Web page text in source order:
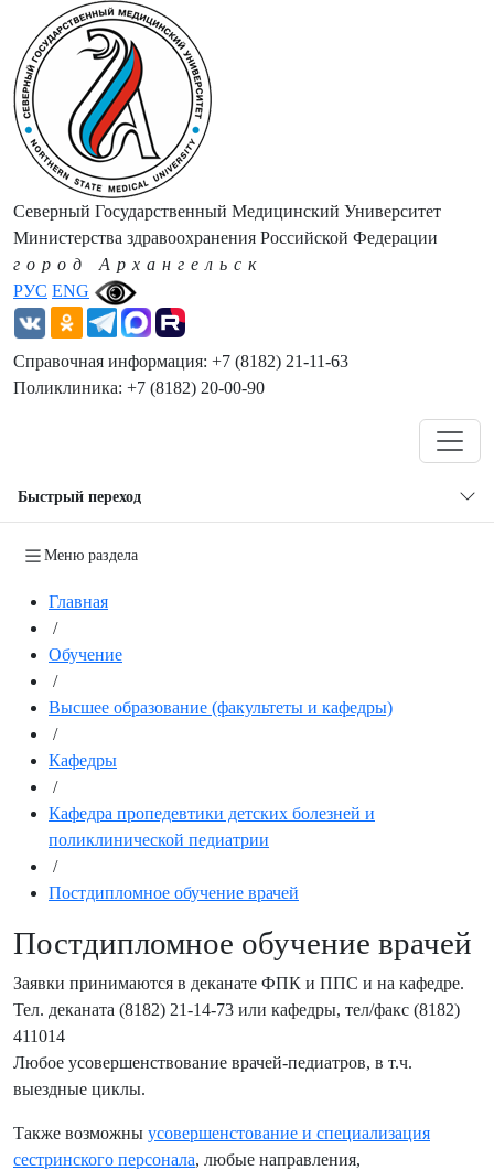
РУС ENG
Северный Государственный Медицинский Университет
Министерства здравоохранения Российской Федерации
город Архангельск
Справочная информация: +7 (8182) 21-11-63
Поликлиника: +7 (8182) 20-00-90
Быстрый переход
Меню раздела
Главная
/
Обучение
/
Высшее образование (факультеты и кафедры)
/
Кафедры
/
Кафедра пропедевтики детских болезней и
поликлинической педиатрии
/
Постдипломное обучение врачей
Постдипломное обучение врачей
Заявки принимаются в деканате ФПК и ППС и на кафедре.
Тел. деканата (8182) 21-14-73 или кафедры, тел/факс (8182)
411014
Любое усовершенствование врачей-педиатров, в т.ч.
выездные циклы.
Также возможны усовершенстование и специализация
сестринского персонала, любые направления,